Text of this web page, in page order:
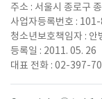
주소 : 서울시 종로구
사업자등록번호 :
청소년보호책임자 : 안
등록일 : 2011. 05. 26
대표 전화 : 02-397-